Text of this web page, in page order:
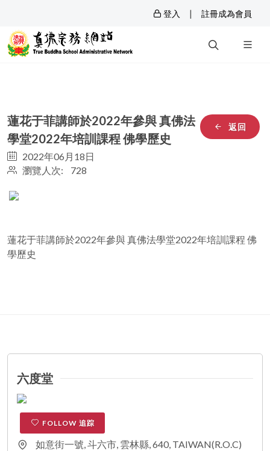
登入 | 註冊成為會員
返回
蓮花于菲講師於2022年參與 真佛法
學堂2022年培訓課程 佛學歷史
2022年06月18日
瀏覽人次: 728
蓮花于菲講師於2022年參與 真佛法學堂2022年培訓課程 佛
學歷史
六度堂
FOLLOW 追踪
如意街一號, 斗六市, 雲林縣, 640, TAIWAN(R.O.C)